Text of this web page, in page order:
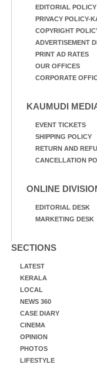
EDITORIAL POLICY
PRIVACY POLICY-
COPYRIGHT
ADVERTISEMENT
PRINT AD RATES
OUR OFFICES
CORPORATE
KAUMUDI
EVENT TICKETS
SHIPPING POLICY
RETURN AND
CANCELLATION
ONLINE
EDITORIAL DESK
MARKETING DESK
SECTIONS
LATEST
KERALA
LOCAL
NEWS 360
CASE DIARY
CINEMA
OPINION
PHOTOS
LIFESTYLE